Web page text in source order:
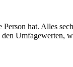
hat. Alles
Umfagewerten,